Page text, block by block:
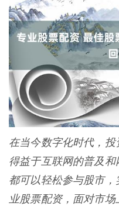
在当今数字化时代，投
得益于互联网的普及
都可以轻松参与股市
业股票配资，面对市